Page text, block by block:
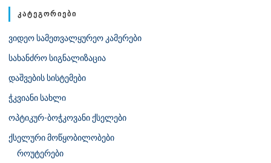
ᲙᲐᲢᲔᲒᲝᲠᲘᲔᲑᲘ
ვიდეო სამეთვალყურეო კამერები
სახანძრო სიგნალიზაცია
დაშვების სისტემები
ჭკვიანი სახლი
ოპტიკურ-ბოჭკოვანი ქსელები
ქსელური მოწყობილობები
როუტერები